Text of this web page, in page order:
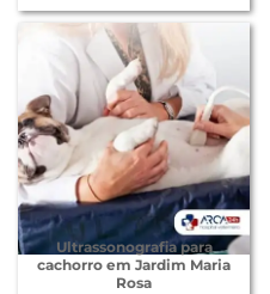
Ultrassonografia para
cachorro em Jardim Maria
Rosa